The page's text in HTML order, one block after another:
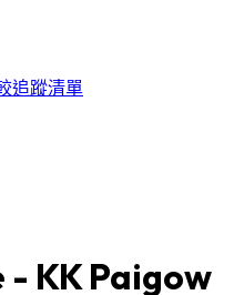
追蹤清單
KK Paigow